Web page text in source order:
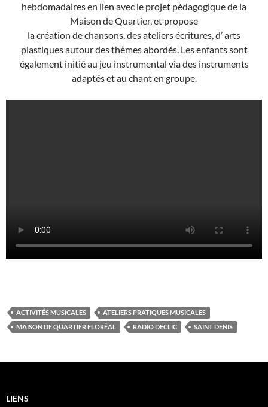
hebdomadaires en lien avec le projet pédagogique de la
Maison de Quartier, et propose
la création de chansons, des ateliers écritures, d’ arts
plastiques autour des thèmes abordés. Les enfants sont
également initié au jeu instrumental via des instruments
adaptés et au chant en groupe.
ACTIVITÉS MUSICALES
ATELIERS PRATIQUES MUSICALES
MAISON DE QUARTIER FLORÉAL
RADIO DECLIC SAINT DENIS
LIENS